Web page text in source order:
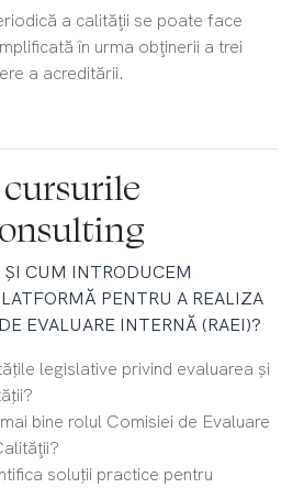
a calităţii se poate face
în urma obţinerii a trei
a acreditării.
cursurile
ȘI CUM INTRODUCEM
PENTRU A REALIZA
EVALUARE INTERNĂ (RAEI)?
legislative privind evaluarea și
bine rolul Comisiei de Evaluare
soluții practice pentru